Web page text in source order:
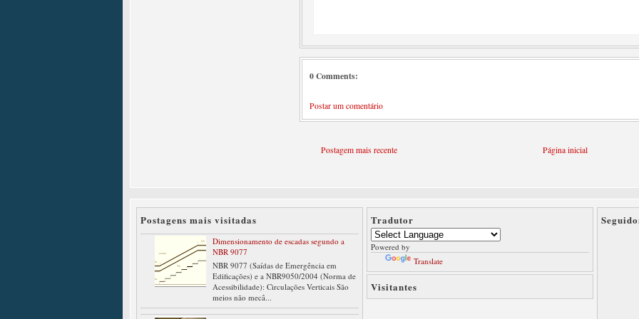
0 Comments:
Postar um comentário
Postagem mais recente Página inicial
Postagens mais visitadas
Dimensionamento de escadas segundo a
NBR 9077
NBR 9077 (Saídas de Emergência em
Edificações) e a NBR9050/2004 (Norma de
Acessibilidade): Circulações Verticais São
meios não mecâ...
Tradutor
Powered by
Translate
Visitantes